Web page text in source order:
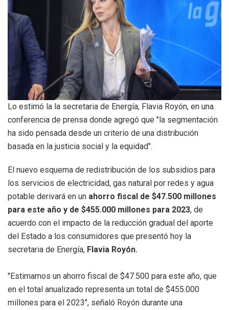
Lo estimó la la secretaria de Energía, Flavia Royón, en una
conferencia de prensa donde agregó que "la segmentación
ha sido pensada desde un criterio de una distribución
basada en la justicia social y la equidad".
El nuevo esquema de redistribución de los subsidios para
los servicios de electricidad, gas natural por redes y agua
potable derivará en un ahorro fiscal de $47.500 millones
para este año y de $455.000 millones para 2023, de
acuerdo con el impacto de la reducción gradual del aporte
del Estado a los consumidores que presentó hoy la
secretaria de Energía, Flavia Royón.
"Estimamos un ahorro fiscal de $47.500 para este año, que
en el total anualizado representa un total de $455.000
millones para el 2023", señaló Royón durante una